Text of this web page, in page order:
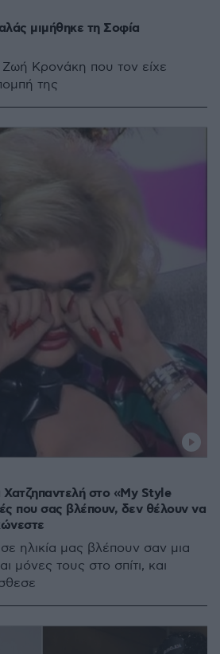
μιμήθηκε τη Σοφία
Κρονάκη που τον είχε
της
στο «My Style
που σας βλέπουν, δεν θέλουν να
ηλικία μας βλέπουν σαν μια
μόνες τους στο σπίτι, και